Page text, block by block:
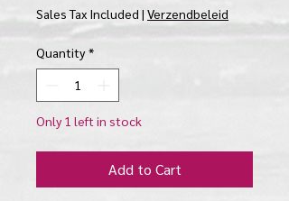
Sales Tax Included | Verzendbeleid
Quantity *
Only 1 left in stock
Add to Cart